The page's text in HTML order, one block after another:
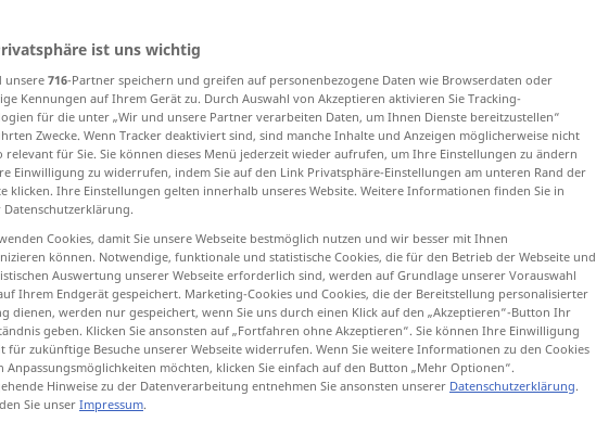
antippen)
gerührt
er war zutiefstgerührt
ist uns wichtig
unsere 716-Partner speichern und greifen auf personenbezogene Daten wie Browserdaten oder
Kennungen auf Ihrem Gerät zu. Durch Auswahl von Akzeptieren aktivieren Sie Tracking-
für die unter „Wir und unsere Partner verarbeiten Daten, um Ihnen Dienste bereitzustellen“
Zwecke. Wenn Tracker deaktiviert sind, sind manche Inhalte und Anzeigen möglicherweise nicht
relevant für Sie. Sie können dieses Menü jederzeit wieder aufrufen, um Ihre Einstellungen zu ändern
Einwilligung zu widerrufen, indem Sie auf den Link Privatsphäre-Einstellungen am unteren Rand der
klicken. Ihre Einstellungen gelten innerhalb unseres Website. Weitere Informationen finden Sie in
Datenschutzerklärung.
Cookies, damit Sie unsere Webseite bestmöglich nutzen und wir besser mit Ihnen
können. Notwendige, funktionale und statistische Cookies, die für den Betrieb der Webseite und
Auswertung unserer Webseite erforderlich sind, werden auf Grundlage unserer Vorauswahl
Ihrem Endgerät gespeichert. Marketing-Cookies und Cookies, die der Bereitstellung personalisierter
dienen, werden nur gespeichert, wenn Sie uns durch einen Klick auf den „Akzeptieren“-Button Ihr
geben. Klicken Sie ansonsten auf „Fortfahren ohne Akzeptieren“. Sie können Ihre Einwilligung
für zukünftige Besuche unserer Webseite widerrufen. Wenn Sie weitere Informationen zu den Cookies
Anpassungsmöglichkeiten möchten, klicken Sie einfach auf den Button „Mehr Optionen“.
Hinweise zu der Datenverarbeitung entnehmen Sie ansonsten unserer Datenschutzerklärung.
Sie unser Impressum.